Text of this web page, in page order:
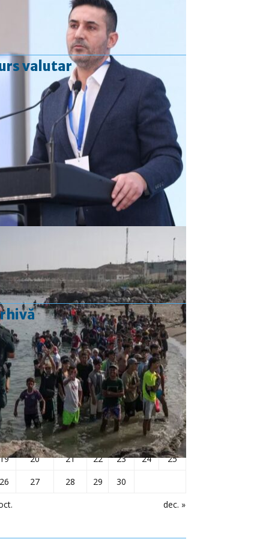
valutar
Curs valutar: 06 Aug 2026
EUR
: 5,2513 RON
+0,0024 ▲
USD: 4,5507 RON
+0,0027 ▲
CHF
: 5,6221 RON
+0,0011 ▲
GBP: 6,1236 RON
-0,0008 ▼
Convertor valutar
»
Rezultat:
noiembrie 2018
L Ma Mi J V S D
dec. »
1 2 3
4
5
6 7 8 9 10
11
13 14 15 16 17
18
20 21 22 23 24
25
27 28 29 30